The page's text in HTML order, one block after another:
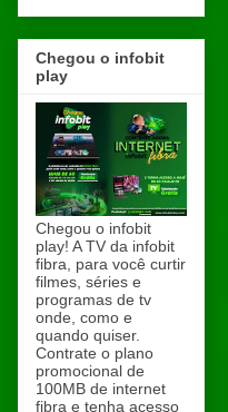
Chegou o infobit
play
Chegou o infobit
play! A TV da infobit
fibra, para você curtir
filmes, séries e
programas de tv
onde, como e
quando quiser.
Contrate o plano
promocional de
100MB de internet
fibra e tenha acesso